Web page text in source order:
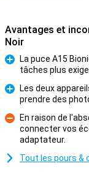
Avantages et
Noir
Pour
La puce A15
tâches plus
Pour
Les deux
prendre des
Contre
En raison de
connecter vos
adaptateur.
Tout les pours &